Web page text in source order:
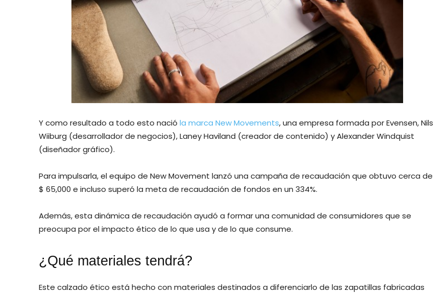
Y como resultado a todo esto nació la marca New Movements, una empresa formada por Evensen, Nils
Wiiburg (desarrollador de negocios), Laney Haviland (creador de contenido) y Alexander Windquist
(diseñador gráfico).
Para impulsarla, el equipo de New Movement lanzó una campaña de recaudación que obtuvo cerca de
$ 65,000 e incluso superó la meta de recaudación de fondos en un 334%.
Además, esta dinámica de recaudación ayudó a formar una comunidad de consumidores que se
preocupa por el impacto ético de lo que usa y de lo que consume.
¿Qué materiales tendrá?
Este calzado ético está hecho con materiales destinados a diferenciarlo de las zapatillas fabricadas